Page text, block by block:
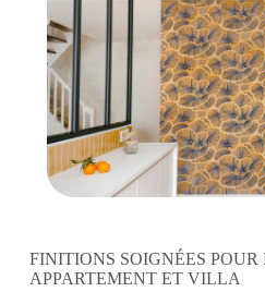
FINITIONS SOIGNÉES POUR
APPARTEMENT ET VILLA